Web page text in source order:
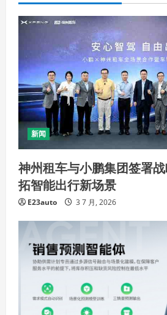
新闻
神州租车与小鹏集团签署
拓智能出行新场景
E23auto 3 7 月, 2026